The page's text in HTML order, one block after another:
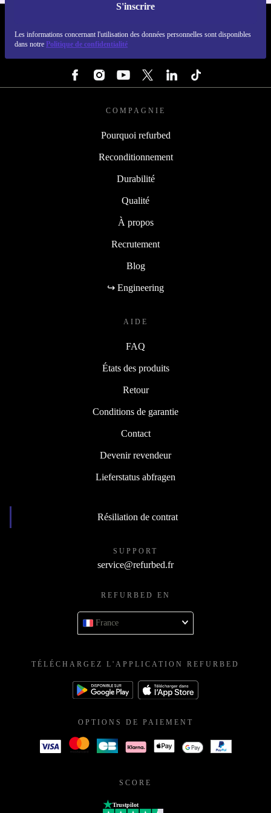
S'inscrire
Les informations concernant l'utilisation des données personnelles sont disponibles
dans notre Politique de confidentialité
COMPAGNIE
Pourquoi refurbed
Reconditionnement
Durabilité
Qualité
À propos
Recrutement
Blog
↪ Engineering
AIDE
FAQ
États des produits
Retour
Conditions de garantie
Contact
Devenir revendeur
Lieferstatus abfragen
Résiliation de contrat
SUPPORT
service@refurbed.fr
REFURBED EN
France
TÉLÉCHARGEZ L'APPLICATION REFURBED
OPTIONS DE PAIEMENT
SCORE
Trustpilot